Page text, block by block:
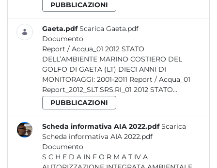
PUBBLICAZIONI
Gaeta.pdf Scarica Gaeta.pdf
Documento
Report / Acqua_01 2012 STATO
DELL’AMBIENTE MARINO COSTIERO DEL
GOLFO DI GAETA (LT) DIECI ANNI DI
MONITORAGGI: 2001-2011 Report / Acqua_01
Report_2012_SLT.SRS.RI_01 2012 STATO...
PUBBLICAZIONI
Scheda informativa AIA 2022.pdf Scarica
Scheda informativa AIA 2022.pdf
Documento
S C H E D A IN F O R M A T IV A